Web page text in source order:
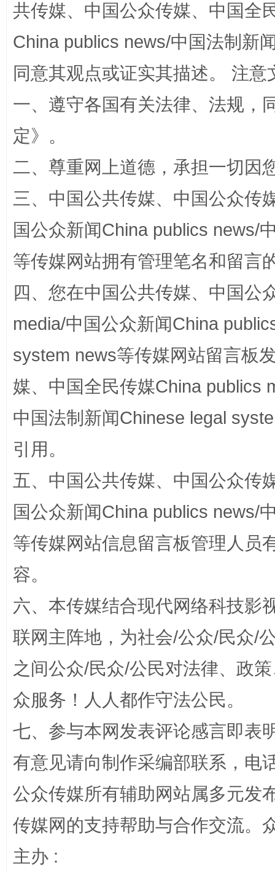
漫山遍野的桃花与雪山、麦地、白藏房 除
网上购药对药下症？
共传媒、中国公众传媒、中国全
China publics news/中国法制新
同意其观点或证实其描述。 注
一、遵守各国有关法律、法规，
定》。
二、尊重网上道德，承担一切因
三、中国公共传媒、中国公众传
国公众新闻China publics news/
等传媒网站拥有管理笔名和留言
四、您在中国公共传媒、中国公
media/中国公众新闻China
system news等传媒网站留言板
媒、中国全民传媒China publics
中国法制新闻Chinese legal
引用。
五、中国公共传媒、中国公众传
国公众新闻China publics news/
等传媒网站信息留言板管理人员
容。
六、本传媒结合现代网络科技影
联网主阵地，为社会/公众/民众/
之间公众/民众/公民对法律、政
众服务！人人都作守法公民。
七、参与本网发表评论感言即表
有意见请向制作采编部联系，电
公众传媒所有辅助网站属多元发
传媒网的支持帮助与合作交流。
主办 :